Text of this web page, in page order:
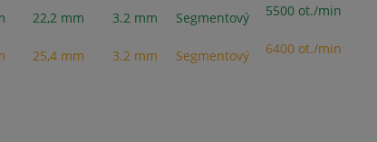
22,2 mm 3.2 mm Segmentový 5500 ot./min
25,4 mm 3.2 mm Segmentový 6400 ot./min